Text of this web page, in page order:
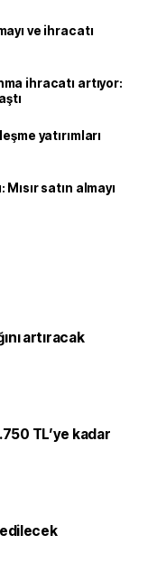
ve ihracatı
ihracatı artıyor:
yatırımları
satın almayı
artıracak
TL’ye kadar